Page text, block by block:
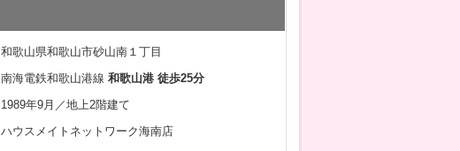
和歌山県和歌山市砂山南１丁目
南海電鉄和歌山港線 和歌山港 徒歩25分
1989年9月／地上2階建て
ハウスメイトネットワーク海南店